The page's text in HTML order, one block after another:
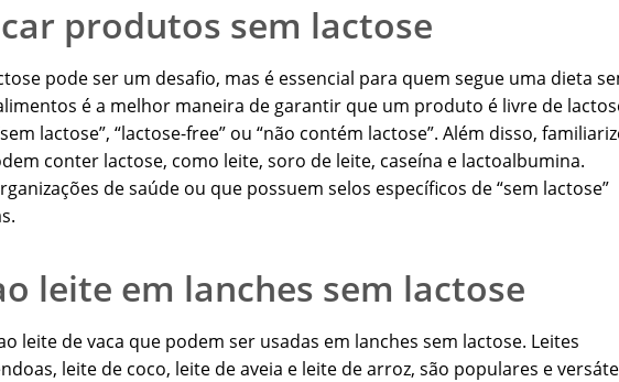
produtos sem lactose
pode ser um desafio, mas é essencial para quem segue uma dieta
é a melhor maneira de garantir que um produto é livre de
lactose”, “lactose-free” ou “não contém lactose”. Além disso,
conter lactose, como leite, soro de leite, caseína e lactoalbumina.
de saúde ou que possuem selos específicos de “sem lactose”
leite em lanches sem lactose
leite de vaca que podem ser usadas em lanches sem lactose. Leites
leite de coco, leite de aveia e leite de arroz, são populares e